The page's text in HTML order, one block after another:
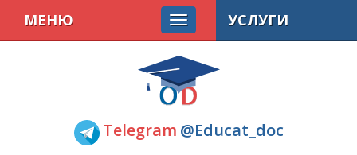
Telegram @Educat_doc
МЕНЮ УСЛУГИ